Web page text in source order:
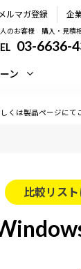
ルマガ登録 企
のお客様 購入・見積
03-6636-
ン
くは製品ページにて
比較リス